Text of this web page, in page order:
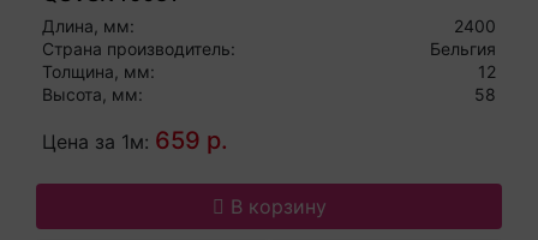
Длина, мм:
2400
Страна производитель:
Бельгия
Толщина, мм:
12
Высота, мм:
58
Цена за 1м: 659 р.
В корзину